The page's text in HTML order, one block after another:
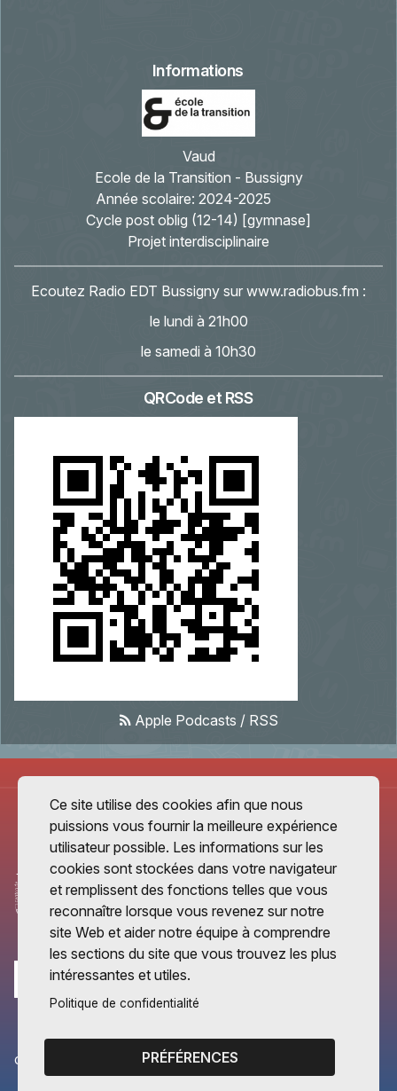
Informations
Vaud
Ecole de la Transition - Bussigny
Année scolaire: 2024-2025
Cycle post oblig (12-14) [gymnase]
Projet interdisciplinaire
Ecoutez Radio EDT Bussigny sur www.radiobus.fm :
le lundi à 21h00
le samedi à 10h30
QRCode et RSS
Apple Podcasts / RSS
CANTONS PARTENAIRES
Vaud
Ce site utilise des cookies afin que nous
puissions vous fournir la meilleure expérience
utilisateur possible. Les informations sur les
cookies sont stockées dans votre navigateur
et remplissent des fonctions telles que vous
reconnaître lorsque vous revenez sur notre
site Web et aider notre équipe à comprendre
les sections du site que vous trouvez les plus
intéressantes et utiles.
Politique de confidentialité
PRÉFÉRENCES